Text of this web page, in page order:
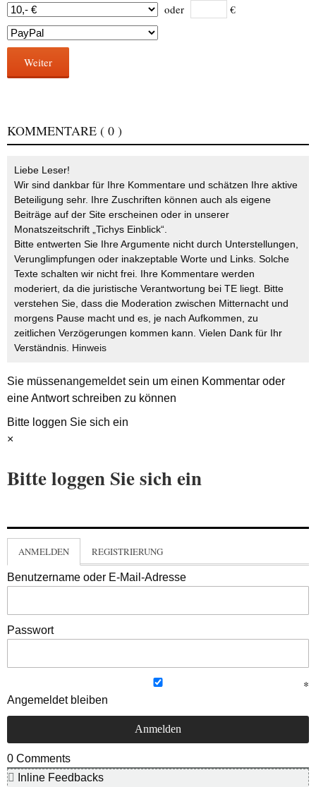
oder €
Weiter
KOMMENTARE ( 0 )
Liebe Leser!
Wir sind dankbar für Ihre Kommentare und schätzen Ihre aktive
Beteiligung sehr. Ihre Zuschriften können auch als eigene
Beiträge auf der Site erscheinen oder in unserer
Monatszeitschrift „Tichys Einblick“.
Bitte entwerten Sie Ihre Argumente nicht durch Unterstellungen,
Verunglimpfungen oder inakzeptable Worte und Links. Solche
Texte schalten wir nicht frei. Ihre Kommentare werden
moderiert, da die juristische Verantwortung bei TE liegt. Bitte
verstehen Sie, dass die Moderation zwischen Mitternacht und
morgens Pause macht und es, je nach Aufkommen, zu
zeitlichen Verzögerungen kommen kann. Vielen Dank für Ihr
Verständnis. Hinweis
Sie müssenangemeldetsein um einen Kommentar oder
eine Antwort schreiben zu können
Bitte loggen Sie sich ein
×
Bitte loggen Sie sich ein
ANMELDEN REGISTRIERUNG
Benutzername oder E-Mail-Adresse
Passwort
Angemeldet bleiben
0 Comments
Inline Feedbacks